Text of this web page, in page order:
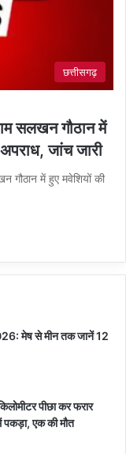
छत्तीसगढ़
सलखन गौठान में
जांच जारी
में हुए मवेशियों की
मेष से मीन तक जानें 12
पीछा कर फरार
पकड़ा, एक की मौत